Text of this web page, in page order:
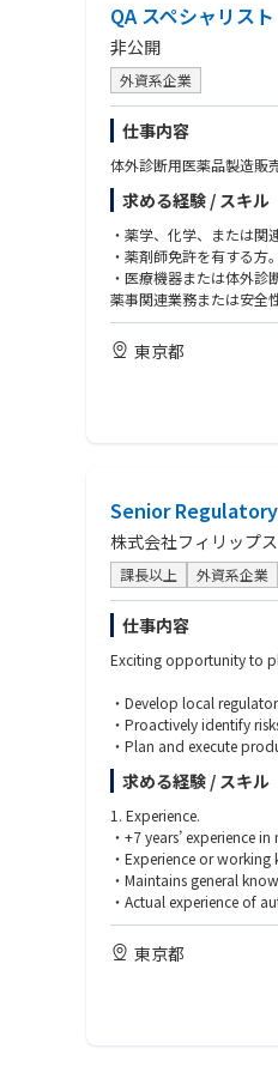
QA スペシャリスト
非公開
外資系企業
仕事内容
体外診断用医薬品製造販
求める経験 / スキル
・薬学、化学、または関
・薬剤師免許を有する方。
・医療機器または体外診
薬事関連業務または安全
東京都
Senior
株式会社フィリップ
課長以上 外資系企業
仕事内容
Exciting opportunity to
・Develop local
・Proactively identify
・Plan and execute
・Maintain current
・Manage interactions
・Review/Author
・Proceed regulatory
・Supervise RA
・Lead various
求める経験 / スキル
1. Experience.
・+7 years’ experience
・Experience or
・Maintains general
・Actual experience of
2. Skills.
・Self-motivated and
・Bachelor of Science
東京都